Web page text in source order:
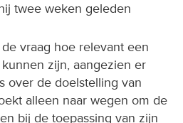
twee weken geleden
vraag hoe relevant een
zijn, aangezien er
over de doelstelling van
alleen naar wegen om de
bij de toepassing van zijn